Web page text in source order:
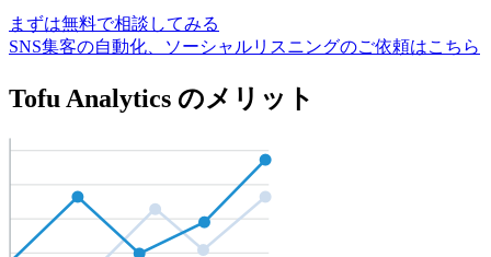
まずは無料で相談してみる
SNS集客の自動化、ソーシャルリスニングのご依頼はこちら
Tofu Analytics のメリット